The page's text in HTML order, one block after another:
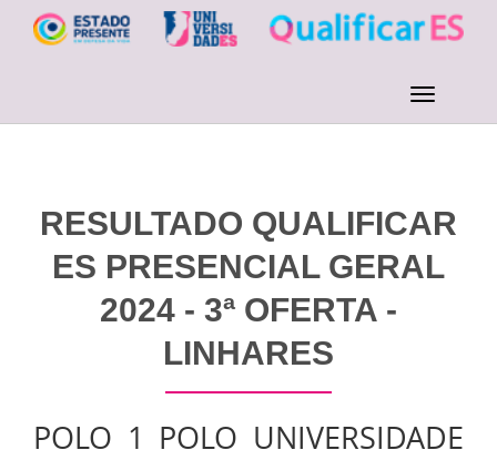
RESULTADO QUALIFICAR
ES PRESENCIAL GERAL
2024 - 3ª OFERTA -
LINHARES
POLO 1 POLO UNIVERSIDADE